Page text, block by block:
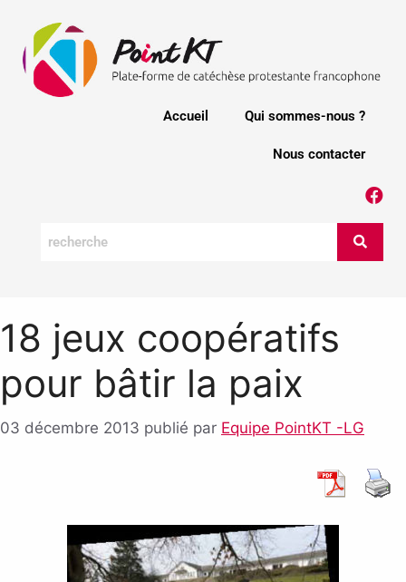
Accueil Qui sommes-nous ?
Nous contacter
18 jeux coopératifs
pour bâtir la paix
03 décembre 2013 publié par Equipe PointKT -LG